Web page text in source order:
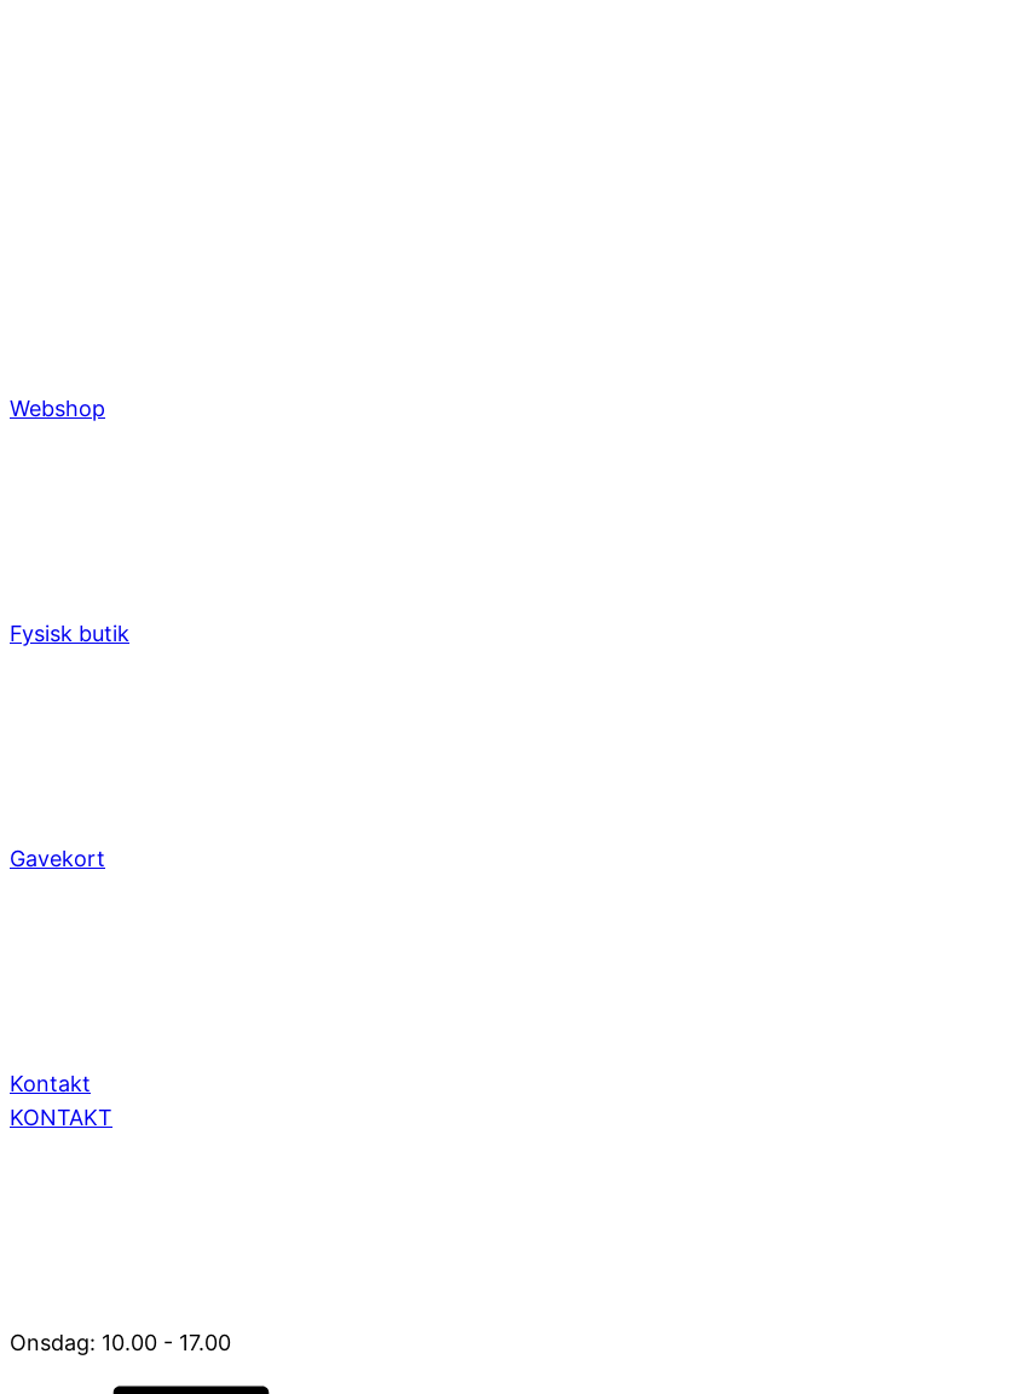
Webshop
Fysisk butik
Gavekort
Kontakt
KONTAKT
Onsdag: 10.00 - 17.00